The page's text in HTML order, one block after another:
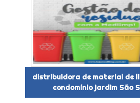
distribuidora de material de
condomínio jardim São